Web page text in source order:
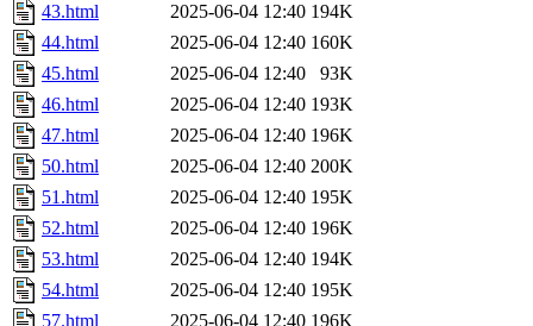
43.html
2025-06-04 12:40 194K
44.html
2025-06-04 12:40 160K
45.html
2025-06-04 12:40
93K
46.html
2025-06-04 12:40 193K
47.html
2025-06-04 12:40 196K
50.html
2025-06-04 12:40 200K
51.html
2025-06-04 12:40 195K
52.html
2025-06-04 12:40 196K
53.html
2025-06-04 12:40 194K
54.html
2025-06-04 12:40 195K
57.html
2025-06-04 12:40 196K